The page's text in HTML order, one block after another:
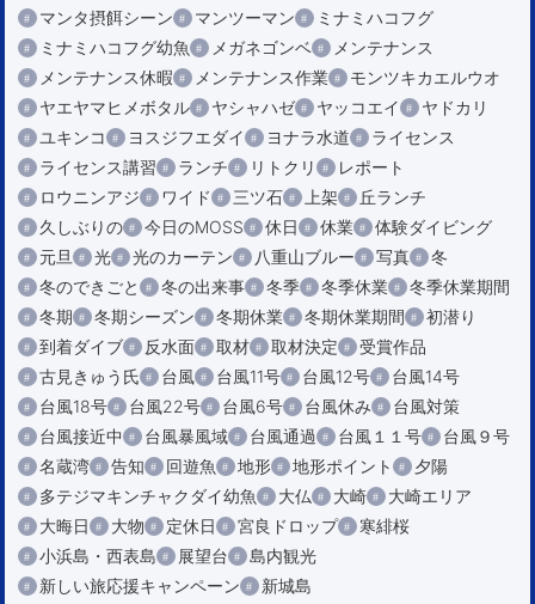
マンタ摂餌シーン
マンツーマン
ミナミハコフグ
ミナミハコフグ幼魚
メガネゴンベ
メンテナンス
メンテナンス休暇
メンテナンス作業
モンツキカエルウオ
ヤエヤマヒメボタル
ヤシャハゼ ヤッコエイ
ヤドカリ
ユキンコ
ヨスジフエダイ ヨナラ水道
ライセンス
ライセンス講習
ランチ リトクリ
レポート
ロウニンアジ
ワイド 三ツ石 上架
丘ランチ
久しぶりの
今日のMOSS 休日 休業
体験ダイビング
元旦
光 光のカーテン 八重山ブルー 写真
冬
冬のできごと
冬の出来事 冬季 冬季休業
冬季休業期間
冬期
冬期シーズン 冬期休業 冬期休業期間
初潜り
到着ダイブ
反水面 取材 取材決定
受賞作品
古見きゅう氏
台風 台風11号 台風12号
台風14号
台風18号
台風22号 台風6号 台風休み
台風対策
台風接近中
台風暴風域 台風通過 台風１１号
台風９号
名蔵湾
告知 回遊魚 地形 地形ポイント
夕陽
多テジマキンチャクダイ幼魚
大仏 大崎
大崎エリア
大晦日
大物 定休日 宮良ドロップ
寒緋桜
小浜島・西表島
展望台
島内観光
新しい旅応援キャンペーン
新城島